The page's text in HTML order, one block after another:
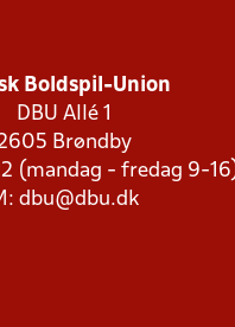
Boldspil-Union
DBU Allé 1
Brøndby
(mandag - fredag 9-
dbu@dbu.dk